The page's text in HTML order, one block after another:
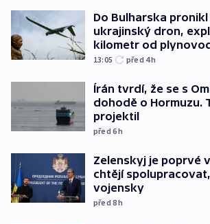
Do Bulharska
ukrajinský dron,
kilometr od
13:05 před 4h
Írán tvrdí, že se s
dohodě o Hormuzu.
projektil
před 6h
Zelenskyj je poprvé
chtějí
vojensky
před 8h